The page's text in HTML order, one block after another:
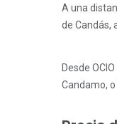
A una
de Candás,
Desde
Candamo, o